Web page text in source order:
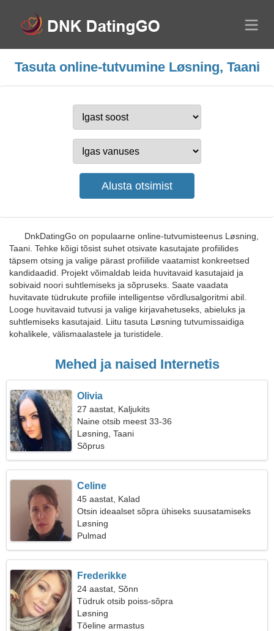
Tasuta online-tutvumine Løsning, Taani
DnkDatingGo on populaarne online-tutvumisteenus Løsning,
Taani. Tehke kõigi tõsist suhet otsivate kasutajate profiilides
täpsem otsing ja valige pärast profiilide vaatamist konkreetsed
kandidaadid. Projekt võimaldab leida huvitavaid kasutajaid ja
sobivaid noori suhtlemiseks ja sõpruseks. Saate vaadata
huvitavate tüdrukute profiile intelligentse võrdlusalgoritmi abil.
Looge huvitavaid tutvusi ja valige kirjavahetuseks, abieluks ja
suhtlemiseks kasutajaid. Liitu tasuta Løsning tutvumissaidiga
kohalikele, välismaalastele ja turistidele.
Mehed ja naised Internetis
Olivia
27 aastat, Kaljukits
Naine otsib meest 33-36
Løsning, Taani
Sõprus
Celine
45 aastat, Kalad
Otsin ideaalset sõpra ühiseks suusatamiseks
Løsning
Pulmad
Frederikke
24 aastat, Sõnn
Tüdruk otsib poiss-sõpra
Løsning
Tõeline armastus